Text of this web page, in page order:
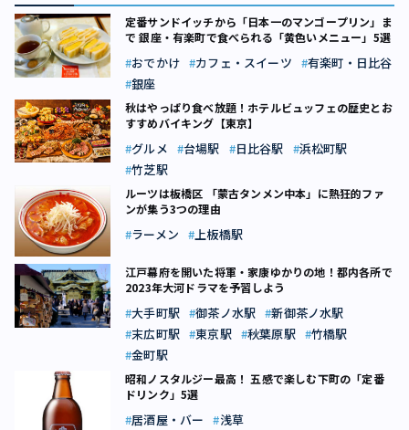
定番サンドイッチから「日本一のマンゴープリン」ま
で 銀座・有楽町で食べられる「黄色いメニュー」5選
おでかけ カフェ・スイーツ
有楽町・日比谷
銀座
秋はやっぱり食べ放題！ホテルビュッフェの歴史とお
すすめバイキング【東京】
グルメ 台場駅 日比谷駅
浜松町駅
竹芝駅
ルーツは板橋区 「蒙古タンメン中本」に熱狂的ファ
ンが集う3つの理由
ラーメン 上板橋駅
江戸幕府を開いた将軍・家康ゆかりの地！都内各所で
2023年大河ドラマを予習しよう
大手町駅 御茶ノ水駅
新御茶ノ水駅
末広町駅
東京駅 秋葉原駅
竹橋駅
金町駅
昭和ノスタルジー最高！ 五感で楽しむ下町の「定番
ドリンク」5選
居酒屋・バー 浅草